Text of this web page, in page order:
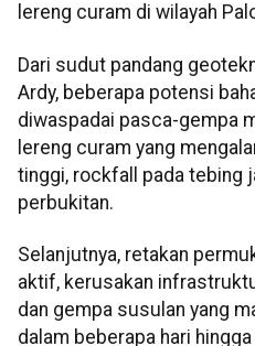
lereng curam di wilayah
Dari sudut pandang
Ardy, beberapa potensi
diwaspadai pasca-gempa
lereng curam yang
tinggi, rockfall pada tebing
perbukitan.
Selanjutnya, retakan
aktif, kerusakan
dan gempa susulan yang
dalam beberapa hari